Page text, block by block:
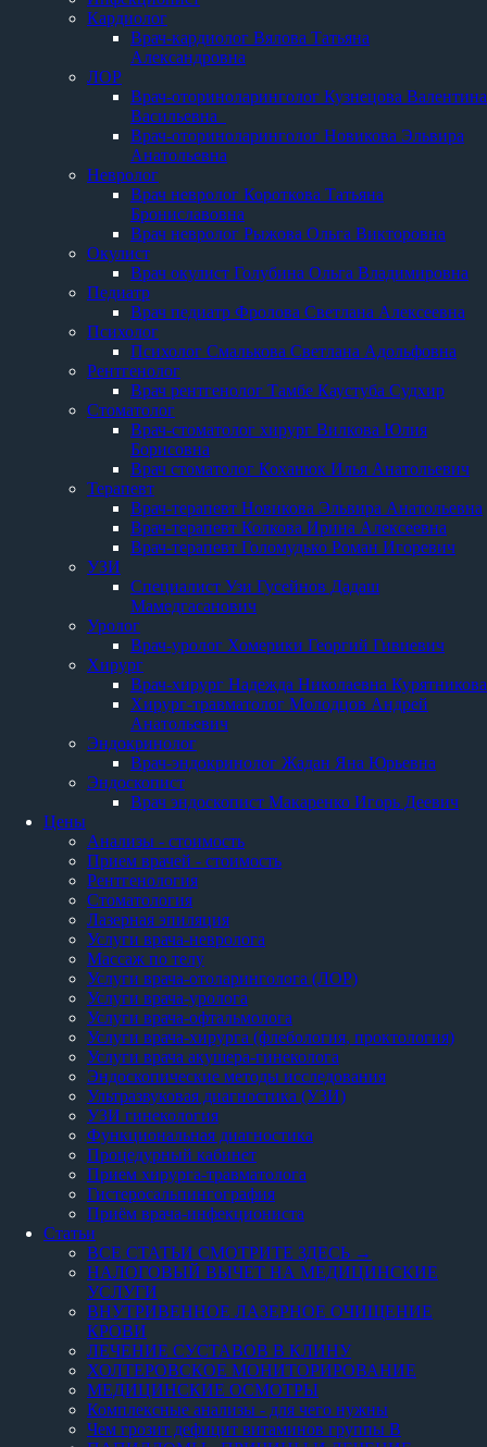
Кардиолог
Врач-кардиолог Вялова Татьяна
Александровна
ЛОР
Врач-оториноларинголог Кузнецова Валентина
Васильевна
Врач-оториноларинголог Новикова Эльвира
Анатольевна
Невролог
Врач невролог Короткова Татьяна
Брониславовна
Врач невролог Рыжова Ольга Викторовна
Окулист
Врач окулист Голубина Ольга Владимировна
Педиатр
Врач педиатр Фролова Светлана Алексеевна
Психолог
Психолог Смалькова Светлана Адольфовна
Рентгенолог
Врач рентгенолог Тамбе Каустуба Судхир
Стоматолог
Врач-стоматолог хирург Вилкова Юлия
Борисовна
Врач стоматолог Коханюк Илья Анатольевич
Терапевт
Врач-терапевт Новикова Эльвира Анатольевна
Врач-терапевт Колкова Ирина Алексеевна
Врач-терапевт Голомудько Роман Игоревич
УЗИ
Специалист Узи Гусейнов Дадаш
Мамедгасанович
Уролог
Врач-уролог Хомерики Георгий Гивиевич
Хирург
Врач-хирург Надежда Николаевна Курятникова
Хирург-травматолог Молодцов Андрей
Анатольевич
Эндокринолог
Врач-эндокринолог Жадан Яна Юрьевна
Эндоскопист
Врач эндоскопист Макаренко Игорь Деевич
Цены
Анализы - стоимость
Прием врачей - стоимость
Рентгенология
Стоматология
Лазерная эпиляция
Услуги врача-невролога
Массаж по телу
Услуги врача-отоларинголога (ЛОР)
Услуги врача-уролога
Услуги врача-офтальмолога
Услуги врача-хирурга (флебология, проктология)
Услуги врача акушера-гинеколога
Эндоскопические методы исследования
Ультразвуковая диагностика (УЗИ)
УЗИ гинекология
Функциональная диагностика
Процедурный кабинет
Прием хирурга-травматолога
Гистеросальпингография
Приём врача-инфекциониста
Статьи
ВСЕ СТАТЬИ СМОТРИТЕ ЗДЕСЬ →
НАЛОГОВЫЙ ВЫЧЕТ НА МЕДИЦИНСКИЕ
УСЛУГИ
ВНУТРИВЕННОЕ ЛАЗЕРНОЕ ОЧИЩЕНИЕ
КРОВИ
ЛЕЧЕНИЕ СУСТАВОВ В КЛИНУ
ХОЛТЕРОВСКОЕ МОНИТОРИРОВАНИЕ
МЕДИЦИНСКИЕ ОСМОТРЫ
Комплексные анализы - для чего нужны
Чем грозит дефицит витаминов группы В